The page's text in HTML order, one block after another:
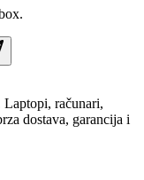
računari,
dostava, garancija i